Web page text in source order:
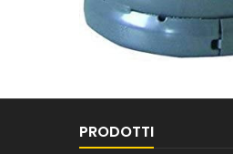
PRODOTTI